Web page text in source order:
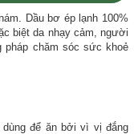
Dầu bơ ép lạnh 100%
biệt da nhạy cảm, người
pháp chăm sóc sức khoẻ
để ăn bởi vì vị đắng